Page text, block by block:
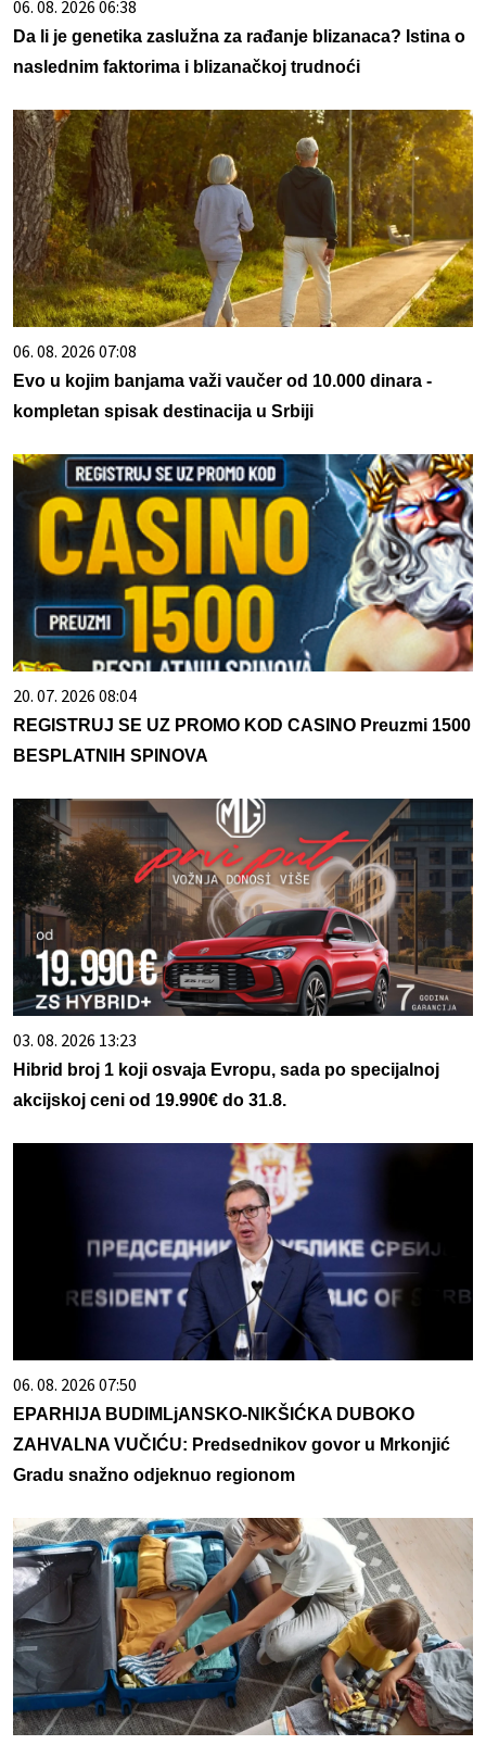
06. 08. 2026 06:38
Da li je genetika zaslužna za rađanje blizanaca? Istina o
naslednim faktorima i blizanačkoj trudnoći
06. 08. 2026 07:08
Evo u kojim banjama važi vaučer od 10.000 dinara -
kompletan spisak destinacija u Srbiji
20. 07. 2026 08:04
REGISTRUJ SE UZ PROMO KOD CASINO Preuzmi 1500
BESPLATNIH SPINOVA
03. 08. 2026 13:23
Hibrid broj 1 koji osvaja Evropu, sada po specijalnoj
akcijskoj ceni od 19.990€ do 31.8.
06. 08. 2026 07:50
EPARHIJA BUDIMLjANSKO-NIKŠIĆKA DUBOKO
ZAHVALNA VUČIĆU: Predsednikov govor u Mrkonjić
Gradu snažno odjeknuo regionom